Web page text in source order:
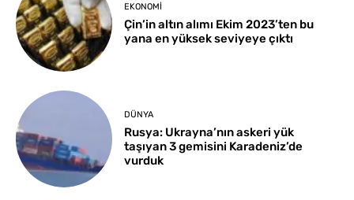
EKONOMI
Çin’in altın alımı Ekim 2023’ten bu
yana en yüksek seviyeye çıktı
DÜNYA
Rusya: Ukrayna’nın askeri yük
taşıyan 3 gemisini Karadeniz’de
vurduk